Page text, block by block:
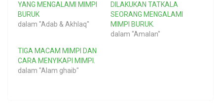
YANG MENGALAMI MIMPI
BURUK
dalam "Adab & Akhlaq"
DILAKUKAN TATKALA
SEORANG MENGALAMI
MIMPI BURUK.
dalam "Amalan"
TIGA MACAM MIMPI DAN
CARA MENYIKAPI MIMPI.
dalam "Alam ghaib"